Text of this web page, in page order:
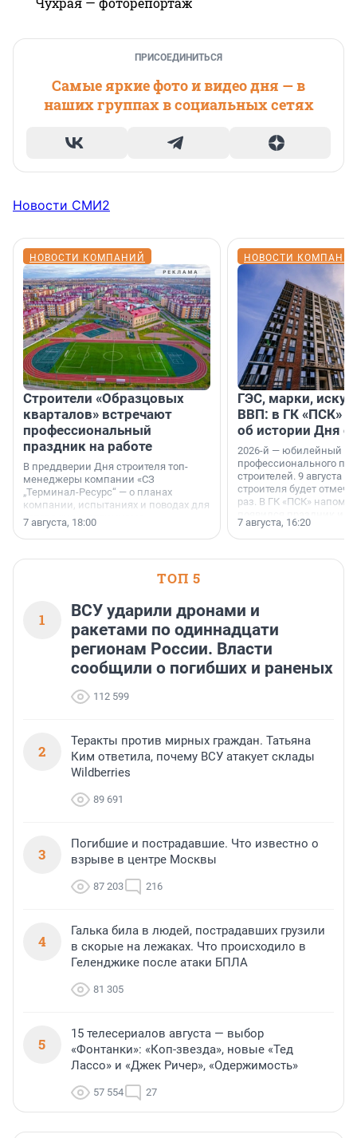
ПРИСОЕДИНИТЬСЯ
Самые яркие фото и видео дня — в
наших группах в социальных сетях
Новости СМИ2
НОВОСТИ КОМПАНИЙ
Строители «Образцовых
кварталов» встречают
профессиональный
праздник на работе
В преддверии Дня строителя топ-
менеджеры компании «СЗ
„Терминал-Ресурс“ — о планах
компании, испытаниях и поводах для
осторожного оптимизма.
7 августа, 18:00
НОВОСТИ
ГЭС, марки,
ВВП: в ГК «ПСК»
об истории Дня
2026-й — юбилейный
профессионального
строителей. 9 августа
строителя будет
раз. В ГК «ПСК»
поменялась роль
7 августа, 16:20
ТОП 5
1
ВСУ ударили дронами и
ракетами по одиннадцати
регионам России. Власти
сообщили о погибших и раненых
112 599
2
Теракты против мирных граждан. Татьяна
Ким ответила, почему ВСУ атакует склады
Wildberries
89 691
3
Погибшие и пострадавшие. Что известно о
взрыве в центре Москвы
87 203 216
4
Галька била в людей, пострадавших грузили
в скорые на лежаках. Что происходило в
Геленджике после атаки БПЛА
81 305
5
15 телесериалов августа — выбор
«Фонтанки»: «Коп-звезда», новые «Тед
Лассо» и «Джек Ричер», «Одержимость»
57 554 27